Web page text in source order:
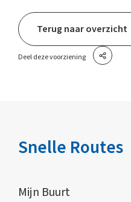
Terug naar overzicht
Deel deze voorziening
Snelle Routes
Mijn Buurt